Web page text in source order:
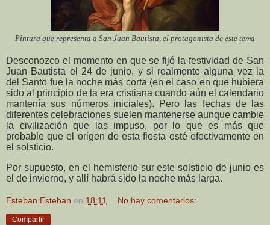
Pintura que representa a San Juan Bautista, el protagonista de este tema
Desconozco el momento en que se fijó la festividad de San
Juan Bautista el 24 de junio, y si realmente alguna vez la
del Santo fue la noche más corta (en el caso en que hubiera
sido al principio de la era cristiana cuando aún el calendario
mantenía sus números iniciales). Pero las fechas de las
diferentes celebraciones suelen mantenerse aunque cambie
la civilización que las impuso, por lo que es más que
probable que el origen de esta fiesta esté efectivamente en
el solsticio.
Por supuesto, en el hemisferio sur este solsticio de junio es
el de invierno, y allí habrá sido la noche más larga.
Esteban Esteban en 18:11 No hay comentarios:
Compartir